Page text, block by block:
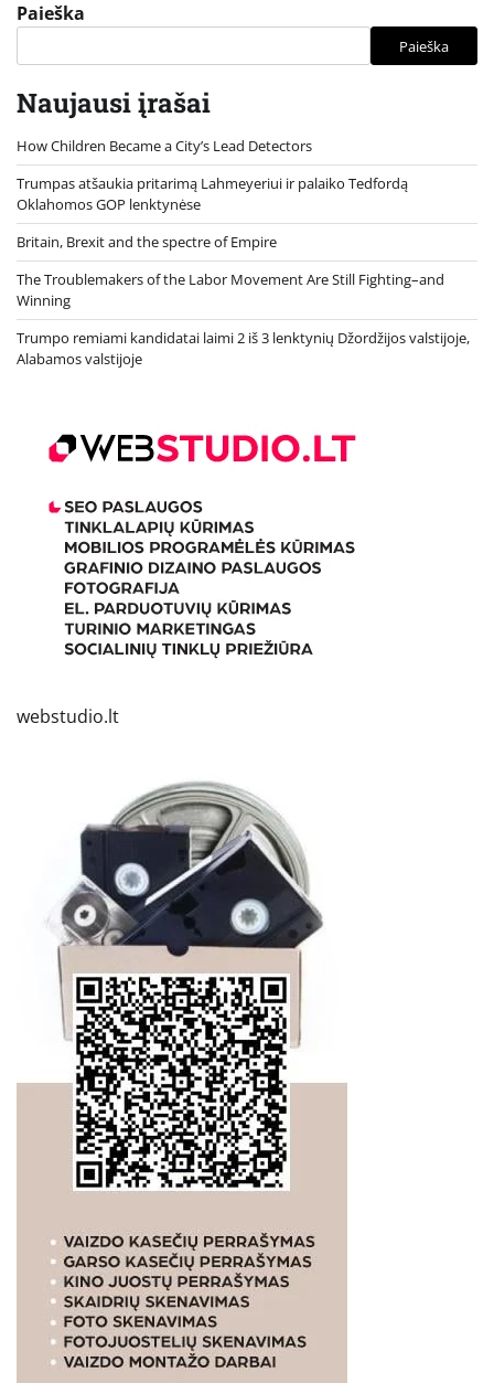
Paieška
Paieška
Naujausi įrašai
How Children Became a City’s Lead Detectors
Trumpas atšaukia pritarimą Lahmeyeriui ir palaiko Tedfordą
Oklahomos GOP lenktynėse
Britain, Brexit and the spectre of Empire
The Troublemakers of the Labor Movement Are Still Fighting–and
Winning
Trumpo remiami kandidatai laimi 2 iš 3 lenktynių Džordžijos valstijoje,
Alabamos valstijoje
webstudio.lt